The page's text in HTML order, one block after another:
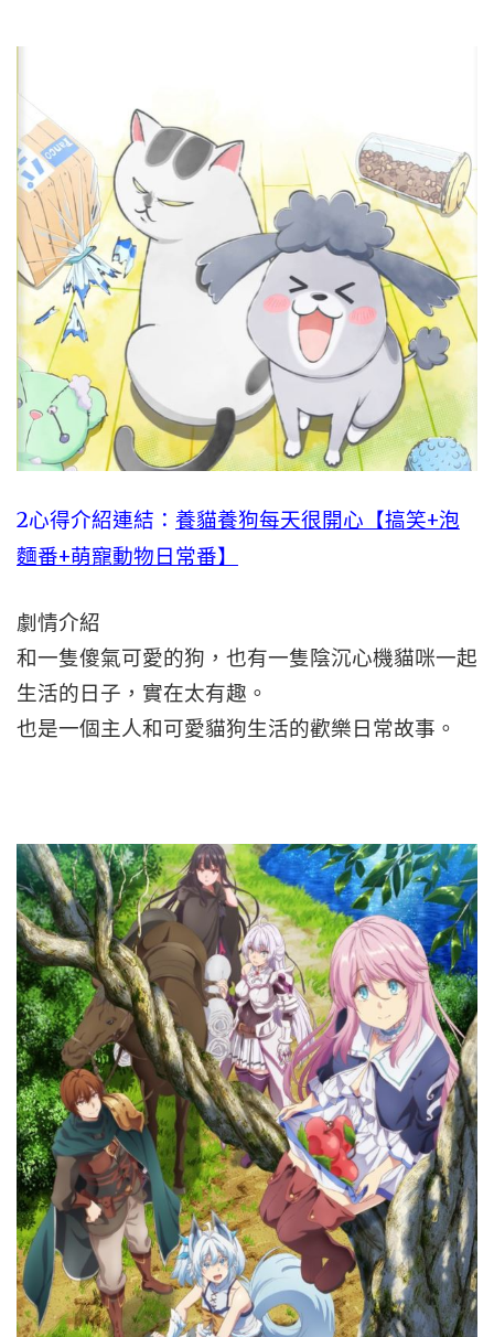
2心得介紹連結： 養貓養狗每天很開心【搞笑+泡
麵番+萌寵動物日常番】
劇情介紹
和一隻傻氣可愛的狗，也有一隻陰沉心機貓咪一起
生活的日子，實在太有趣。
也是一個主人和可愛貓狗生活的歡樂日常故事。